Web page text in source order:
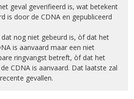
geval geverifieerd is, wat betekent
is door de CDNA en gepubliceerd
nog niet gebeurd is, òf dat het
is aanvaard maar een niet
ringvangst betreft, òf dat het
CDNA is aanvaard. Dat laatste zal
gevallen.